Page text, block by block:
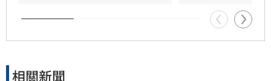
相關新聞